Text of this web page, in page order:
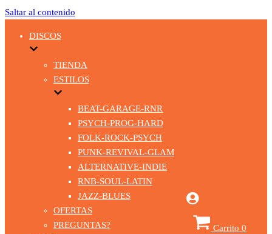
Saltar al contenido
DISCOS
TIENDA
ESTILOS
BEAT-GARAGE-RNR
PSYCH-PROG-HARD
FOLK-ROCK-PSYCH
PUNK-REVIVAL-GLAM
ALTERNATIVE-INDIE
RNB-SOUL-LATIN
JAZZ-BLUES
OFERTAS
PREGUNTAS?
Carrito 0